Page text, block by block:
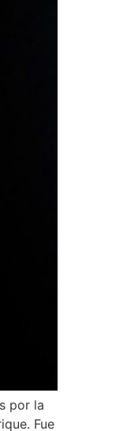
por la
Fue